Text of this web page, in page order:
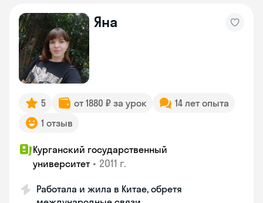
Яна
5 от 1880 ₽ за урок
14 лет опыта
1 отзыв
Курганский государственный
университет • 2011 г.
Работала и жила в Китае, обретя